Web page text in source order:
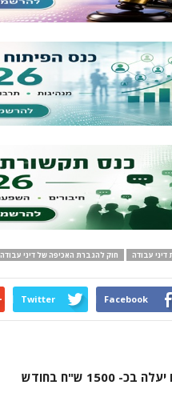
דיני עבודה חוק להגברת האכיפה של דיני עבודה
Facebook
Twitter
1500 ש"ח בחודש